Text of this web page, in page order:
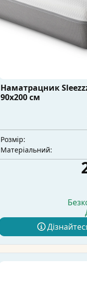
Наматрацник
90x200 см
Розмір:
Матеріальний: